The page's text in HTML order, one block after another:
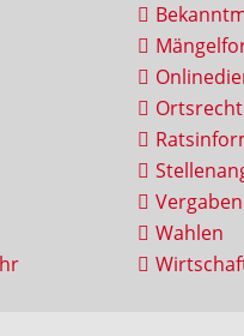
Ortsrecht
Vergaben
Wahlen